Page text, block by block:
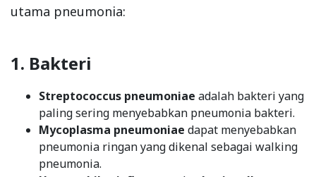
utama pneumonia:
1. Bakteri
Streptococcus pneumoniae adalah bakteri yang
paling sering menyebabkan pneumonia bakteri.
Mycoplasma pneumoniae dapat menyebabkan
pneumonia ringan yang dikenal sebagai walking
pneumonia.